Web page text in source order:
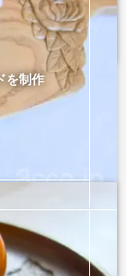
を制作